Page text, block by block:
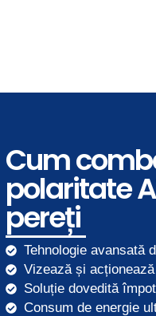
Cum
polaritate
pereți
Tehnologie avansată
Vizează și
Soluție dovedită
Consum de energie